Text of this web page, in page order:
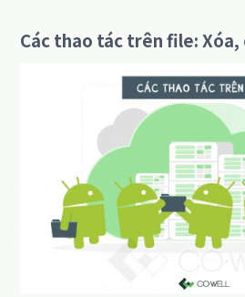
Các thao tác trên file:Xóa,